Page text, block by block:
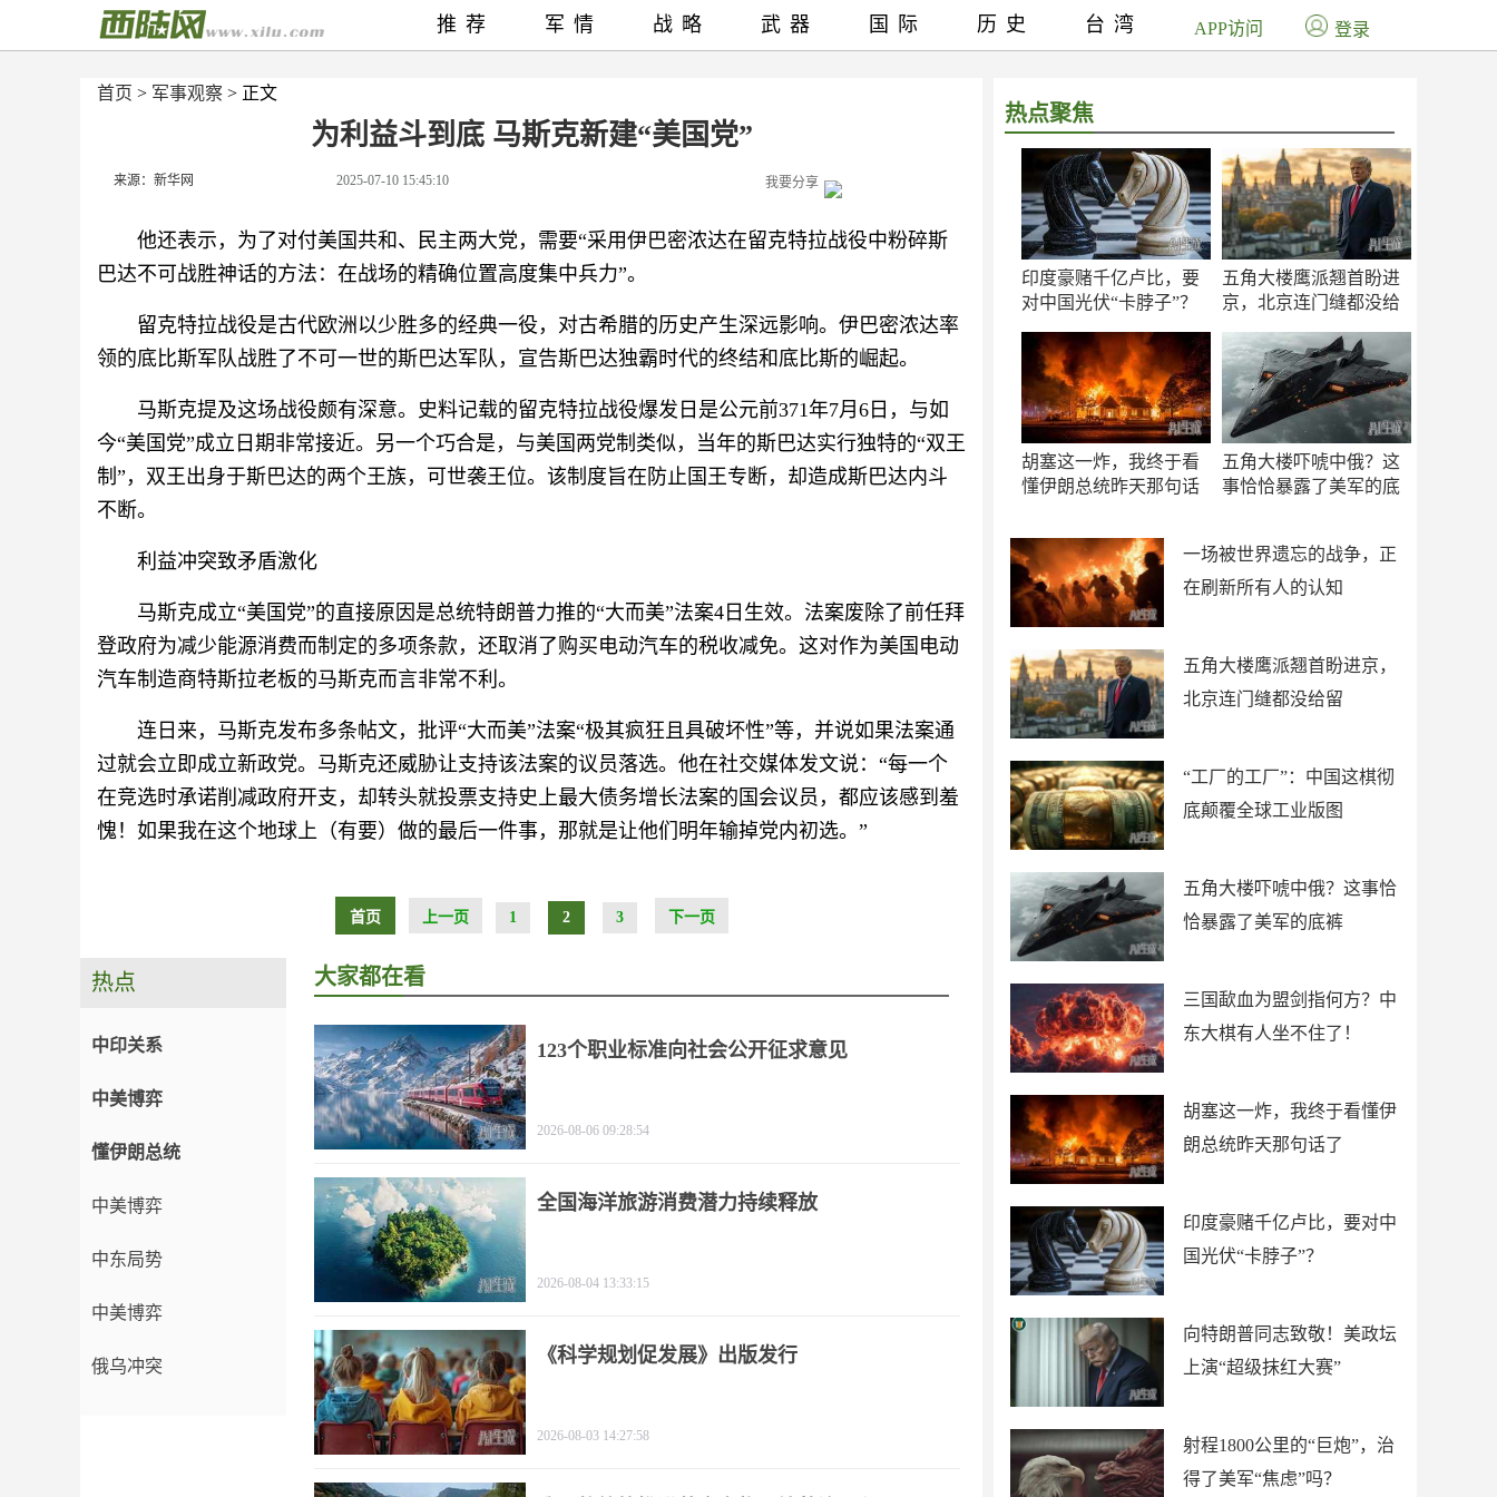
首页 > 军事观察 > 正文
为利益斗到底 马斯克新建“美国党”
来源：新华网 2025-07-10 15:45:10 我要分享
他还表示，为了对付美国共和、民主两大党，需要“采用伊巴密浓达在留克特拉战役中粉碎斯
巴达不可战胜神话的方法：在战场的精确位置高度集中兵力”。
留克特拉战役是古代欧洲以少胜多的经典一役，对古希腊的历史产生深远影响。伊巴密浓达率
领的底比斯军队战胜了不可一世的斯巴达军队，宣告斯巴达独霸时代的终结和底比斯的崛起。
马斯克提及这场战役颇有深意。史料记载的留克特拉战役爆发日是公元前371年7月6日，与如
今“美国党”成立日期非常接近。另一个巧合是，与美国两党制类似，当年的斯巴达实行独特的“双王
制”，双王出身于斯巴达的两个王族，可世袭王位。该制度旨在防止国王专断，却造成斯巴达内斗
不断。
利益冲突致矛盾激化
马斯克成立“美国党”的直接原因是总统特朗普力推的“大而美”法案4日生效。法案废除了前任拜
登政府为减少能源消费而制定的多项条款，还取消了购买电动汽车的税收减免。这对作为美国电动
汽车制造商特斯拉老板的马斯克而言非常不利。
连日来，马斯克发布多条帖文，批评“大而美”法案“极其疯狂且具破坏性”等，并说如果法案通
过就会立即成立新政党。马斯克还威胁让支持该法案的议员落选。他在社交媒体发文说：“每一个
在竞选时承诺削减政府开支，却转头就投票支持史上最大债务增长法案的国会议员，都应该感到羞
愧！如果我在这个地球上（有要）做的最后一件事，那就是让他们明年输掉党内初选。”
首页 上一页 1 2 3 下一页
热点聚焦
印度豪赌千亿卢比，要
对中国光伏“卡脖子”？
五角大楼鹰派翘首盼进
京，北京连门缝都没给
胡塞这一炸，我终于看
懂伊朗总统昨天那句话
五角大楼吓唬中俄？这
事恰恰暴露了美军的底
一场被世界遗忘的战争，正
在刷新所有人的认知
五角大楼鹰派翘首盼进京，
北京连门缝都没给留
“工厂的工厂”：中国这棋彻
底颠覆全球工业版图
五角大楼吓唬中俄？这事恰
恰暴露了美军的底裤
三国歃血为盟剑指何方？中
东大棋有人坐不住了！
胡塞这一炸，我终于看懂伊
朗总统昨天那句话了
印度豪赌千亿卢比，要对中
国光伏“卡脖子”？
向特朗普同志致敬！美政坛
上演“超级抹红大赛”
射程1800公里的“巨炮”，治
得了美军“焦虑”吗？
推荐 军情 战略 武器 国际 历史 台湾 APP访问 登录
热点
中印关系
中美博弈
懂伊朗总统
中美博弈
中东局势
中美博弈
俄乌冲突
大家都在看
123个职业标准向社会公开征求意见
2026-08-06 09:28:54
全国海洋旅游消费潜力持续释放
2026-08-04 13:33:15
《科学规划促发展》出版发行
2026-08-03 14:27:58